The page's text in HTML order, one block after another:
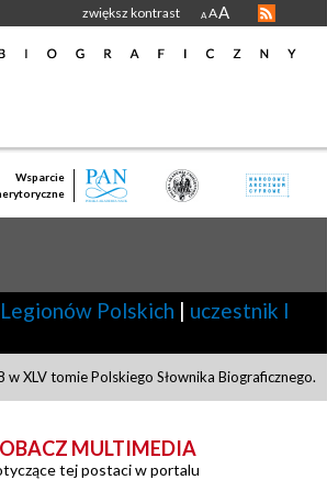
zwiększ kontrast A AA
Wsparcie
Polskich | uczestnik I
XLV tomie Polskiego Słownika Biograficznego.
MULTIMEDIA
tej postaci w portalu